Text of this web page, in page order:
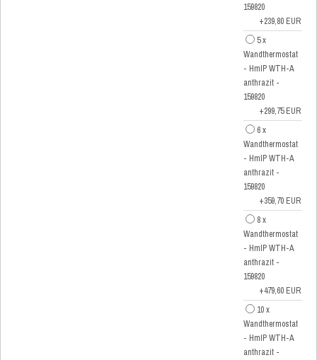
159820
+239,80 EUR
5 x
Wandthermostat
- HmIP WTH-A
anthrazit -
159820
+299,75 EUR
6 x
Wandthermostat
- HmIP WTH-A
anthrazit -
159820
+359,70 EUR
8 x
Wandthermostat
- HmIP WTH-A
anthrazit -
159820
+479,60 EUR
10 x
Wandthermostat
- HmIP WTH-A
anthrazit -